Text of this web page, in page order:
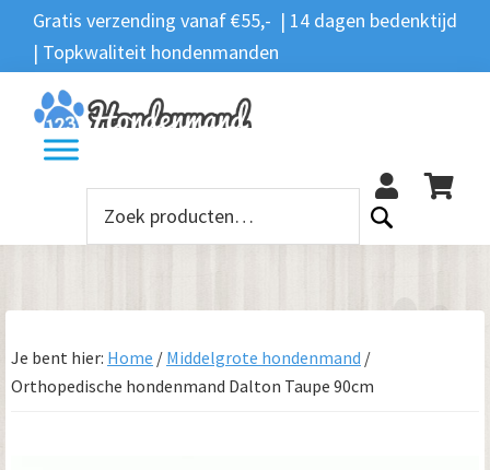
Spring
naar
de
hoofdnavigatie
Door
naar
de
hoofd
inhoud
Spring
naar
de
voettekst
Gratis verzending vanaf €55,- | 14 dagen bedenktijd
| Topkwaliteit hondenmanden
Zoeken
Zoeken
naar:
Je bent hier: Home / Middelgrote hondenmand /
Orthopedische hondenmand Dalton Taupe 90cm